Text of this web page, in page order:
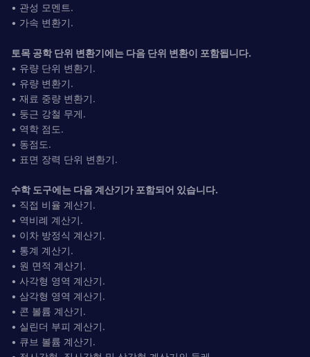
• 관성 모멘트.
• 가속 변환기.
토목 공학 단위 변환기에는 다음 단위 변환이 포함됩니다.
• 유량 단위 변환기.
• 유량 변환기.
• 재료 중량 변환기.
• 둥근 강철 무게.
• 역학 점도.
• 동점도.
• 표면 장력 단위 변환기.
수학 도구에는 다음 계산기가 포함되어 있습니다.
• 직접 비율 계산기.
• 역비례 계산기.
• 이차 방정식 계산기.
• 통계 계산기.
• 원 면적 계산기.
• 사각형 영역 계산기.
• 삼각형 영역 계산기.
• 콘 볼륨 계산기.
• 실린더 부피 계산기.
• 큐브 볼륨 계산기.